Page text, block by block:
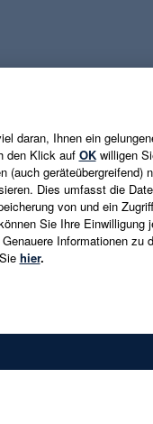
Adresse eingeben
die Datenschutzrichtlinien